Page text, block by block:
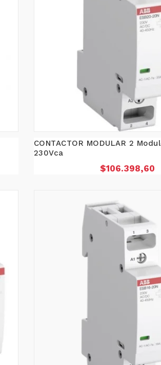
CONTACTOR MODULAR 2
230Vca
Precio
$106.398,60